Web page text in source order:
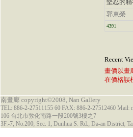
堅忍的精
郭東榮
4391
Recent
畫價以畫
在價格誤
南畫廊 copyright©2008, Nan Gallery
TEL: 886-2-27511155 60 FAX: 886-2-27512460 Mail:
106 台北市敦化南路一段200號3樓之7
3F.-7, No.200, Sec. 1, Dunhua S. Rd., Da-an District,